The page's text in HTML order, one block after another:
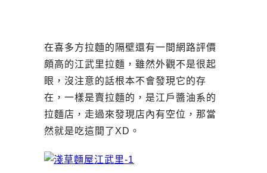
在喜多方拉麵的隔壁還有一間網路評價
頗高的江武里拉麵，雖然外觀不是很起
眼，沒注意的話根本不會發現它的存
在，一樣是賣拉麵的，是江戶醬油系的
拉麵店，走過來發現店內有空位，那當
然就是吃這間了XD。